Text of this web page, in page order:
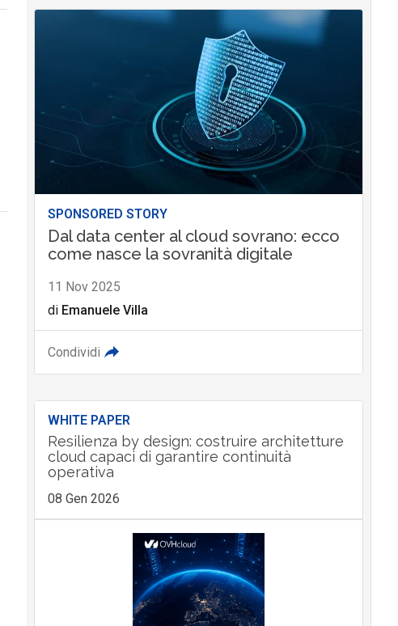
SPONSORED STORY
Dal data center al cloud sovrano: ecco
come nasce la sovranità digitale
11 Nov 2025
di Emanuele Villa
Condividi
WHITE PAPER
Resilienza by design: costruire architetture
cloud capaci di garantire continuità
operativa
08 Gen 2026